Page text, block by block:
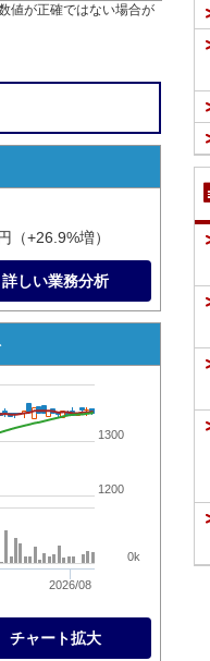
値が正確ではない場合が
（+26.9%増）
詳しい業務分析
2026/08
1200
1300
0k
チャート拡大